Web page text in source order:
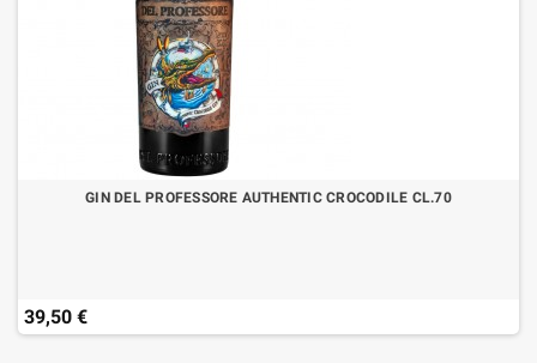
GIN DEL PROFESSORE AUTHENTIC CROCODILE CL.70
39,50 €